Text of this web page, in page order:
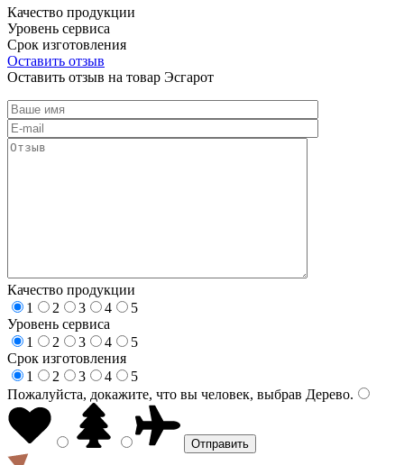
Качество продукции
Уровень сервиса
Срок изготовления
Оставить отзыв
Оставить отзыв на товар Эсгарот
Качество продукции
1
2 3 4
5
Уровень сервиса
1
2 3 4
5
Срок изготовления
1
2 3 4
5
Пожалуйста, докажите, что вы человек, выбрав Дерево.